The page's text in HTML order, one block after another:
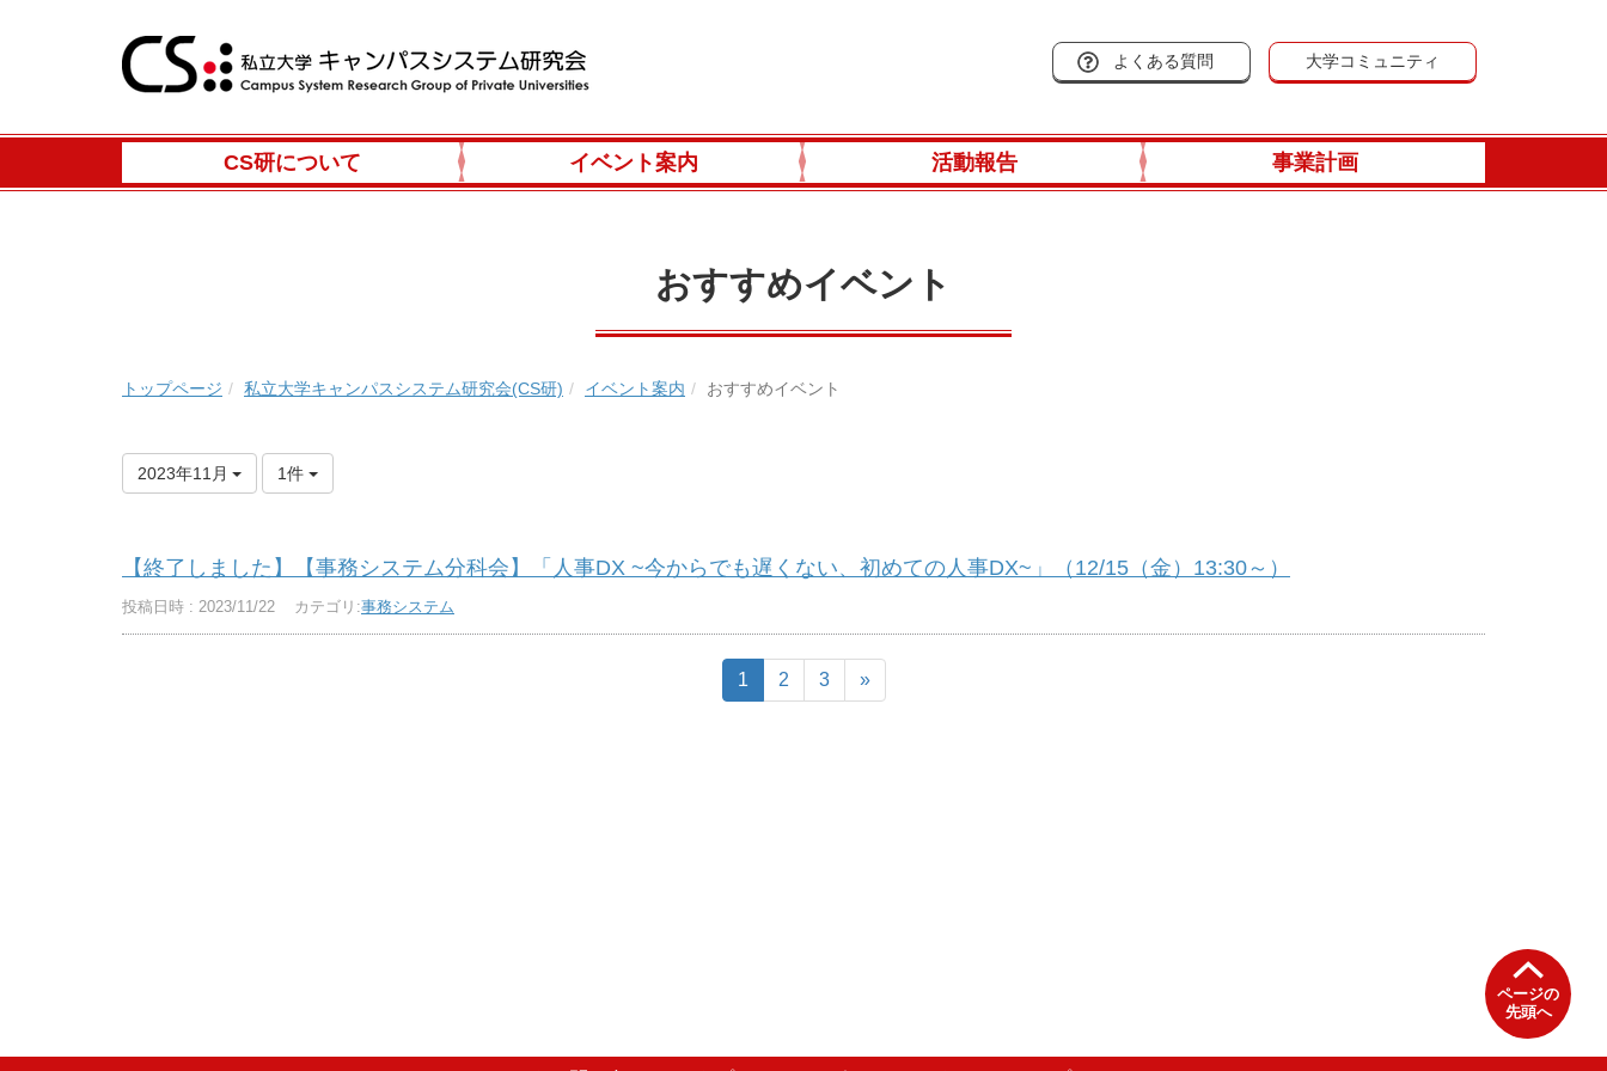
よくある質問 大学コミュニティ
CS研について イベント案内 活動報告 事業計画
おすすめイベント
トップページ 私立大学キャンパスシステム研究会(CS研) イベント案内 おすすめイベント
2023年11月 1件
【終了しました】【事務システム分科会】「人事DX ~今からでも遅くない、初めての人事DX~」（12/15（金）13:30～）
投稿日時 : 2023/11/22 カテゴリ:事務システム
1 2 3 »
ページの
先頭へ